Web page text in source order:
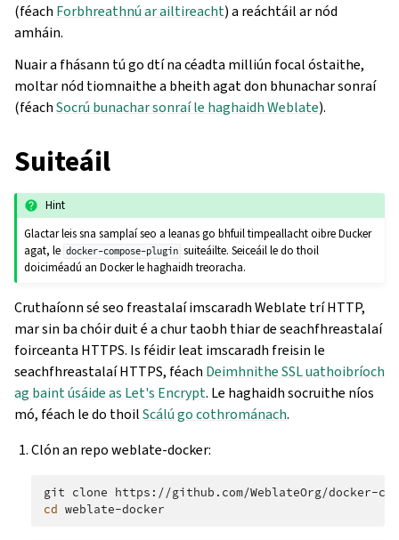
(féach Forbhreathnú ar ailtireacht) a reáchtáil ar nód
amháin.
Nuair a fhásann tú go dtí na céadta milliún focal óstaithe,
moltar nód tiomnaithe a bheith agat don bhunachar sonraí
(féachSocrú bunachar sonraí le haghaidh Weblate).
Suiteáil
Hint
Glactar leis sna samplaí seo a leanas go bhfuil timpeallacht oibre Ducker
agat, le docker-compose-plugin suiteáilte. Seiceáil le do thoil
doiciméadú an Docker le haghaidh treoracha.
Cruthaíonn sé seo freastalaí imscaradh Weblate trí HTTP,
mar sin ba chóir duit é a chur taobh thiar de seachfhreastalaí
foirceanta HTTPS. Is féidir leat imscaradh freisin le
seachfhreastalaí HTTPS, féach Deimhnithe SSL uathoibríoch
ag baint úsáide as Let's Encrypt. Le haghaidh socruithe níos
mó, féach le do thoilScálú go cothrománach.
Clón an repo weblate-docker:
git clone https://github.com/WeblateOrg/docker-
cd